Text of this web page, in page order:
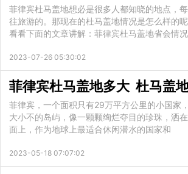
菲律宾杜马盖地想必是很多人都知晓的地点，
往旅游的。那现在的杜马盖地情况是怎么样的
看看下面的文章讲解：菲律宾杜马盖地省会情
2023-07-26 05:30:02
菲律宾杜马盖地多大 杜马盖
菲律宾，一个面积只有29万平方公里的小国家
大小不的岛屿，像一颗颗绚烂夺目的珍珠，洒
面上，作为地球上最适合休闲潜水的国家和
2023-05-18 07:07:02